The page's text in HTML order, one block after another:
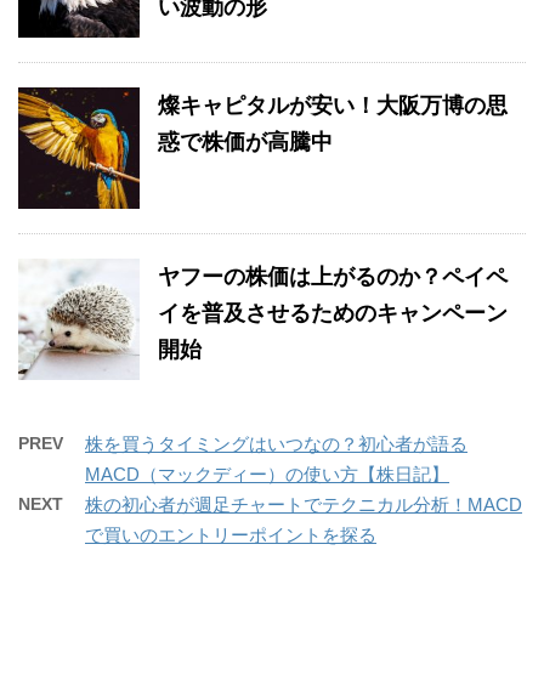
い波動の形
燦キャピタルが安い！大阪万博の思
惑で株価が高騰中
ヤフーの株価は上がるのか？ペイペ
イを普及させるためのキャンペーン
開始
PREV
株を買うタイミングはいつなの？初心者が語る
MACD（マックディー）の使い方【株日記】
NEXT
株の初心者が週足チャートでテクニカル分析！MACD
で買いのエントリーポイントを探る